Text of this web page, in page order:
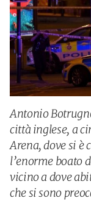
Antonio
città inglese, a
Arena, dove si è
l’enorme boato
vicino a dove
che si sono